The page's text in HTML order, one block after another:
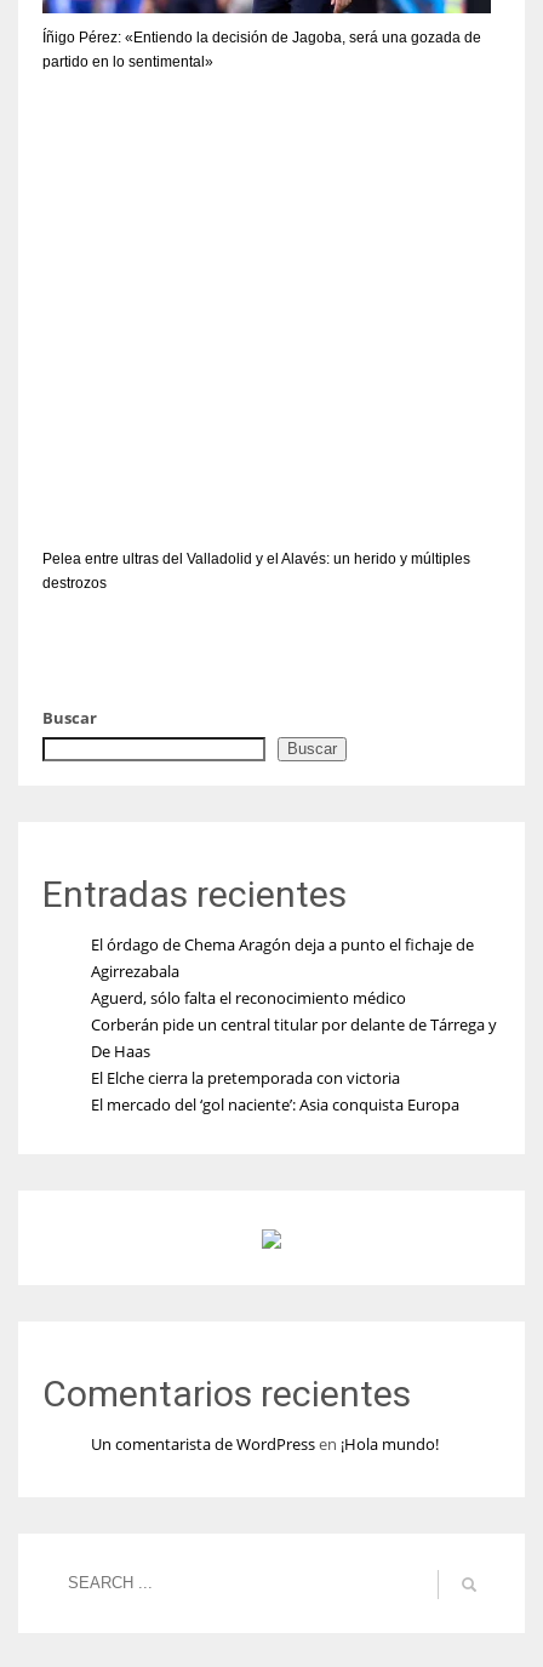
Íñigo Pérez: «Entiendo la decisión de Jagoba, será una gozada de
partido en lo sentimental»
Pelea entre ultras del Valladolid y el Alavés: un herido y múltiples
destrozos
Buscar
Buscar
Entradas recientes
El órdago de Chema Aragón deja a punto el fichaje de
Agirrezabala
Aguerd, sólo falta el reconocimiento médico
Corberán pide un central titular por delante de Tárrega y
De Haas
El Elche cierra la pretemporada con victoria
El mercado del ‘gol naciente’: Asia conquista Europa
Comentarios recientes
Un comentarista de WordPressen ¡Hola mundo!